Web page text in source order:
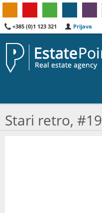
+385 (0)1 123 321 Prijava
Stari retro, #19